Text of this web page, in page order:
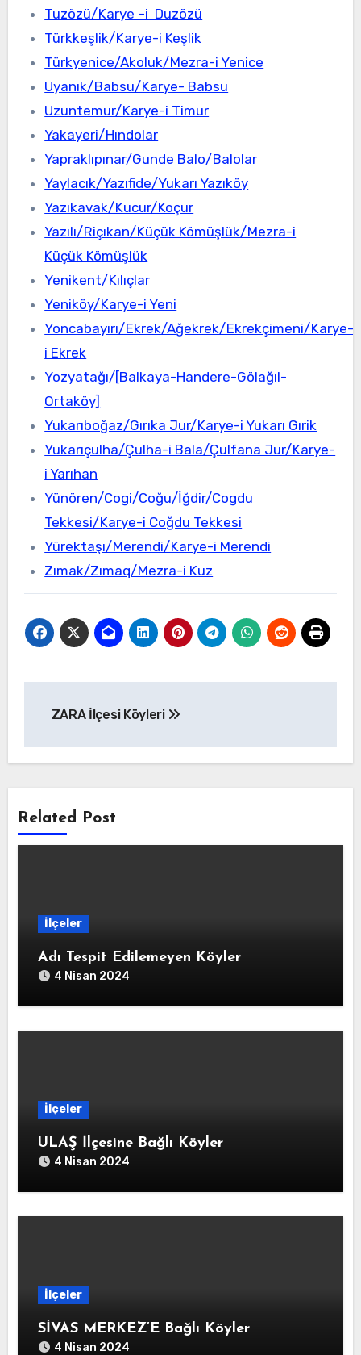
Tuzözü/Karye –i Duzözü
Türkkeşlik/Karye-i Keşlik
Türkyenice/Akoluk/Mezra-i Yenice
Uyanık/Babsu/Karye- Babsu
Uzuntemur/Karye-i Timur
Yakayeri/Hındolar
Yapraklıpınar/Gunde Balo/Balolar
Yaylacık/Yazıfide/Yukarı Yazıköy
Yazıkavak/Kucur/Koçur
Yazılı/Riçıkan/Küçük Kömüşlük/Mezra-i
Küçük Kömüşlük
Yenikent/Kılıçlar
Yeniköy/Karye-i Yeni
Yoncabayırı/Ekrek/Ağekrek/Ekrekçimeni/Karye-
i Ekrek
Yozyatağı/[Balkaya-Handere-Gölağıl-
Ortaköy]
Yukarıboğaz/Gırıka Jur/Karye-i Yukarı Gırik
Yukarıçulha/Çulha-i Bala/Çulfana Jur/Karye-
i Yarıhan
Yünören/Cogi/Coğu/İğdir/Cogdu
Tekkesi/Karye-i Coğdu Tekkesi
Yürektaşı/Merendi/Karye-i Merendi
Zımak/Zımaq/Mezra-i Kuz
gezinmesi
ZARA İlçesi Köyleri
Related Post
İlçeler
Adı Tespit Edilemeyen Köyler
4 Nisan 2024
İlçeler
ULAŞ İlçesine Bağlı Köyler
4 Nisan 2024
İlçeler
SİVAS MERKEZ’E Bağlı Köyler
4 Nisan 2024